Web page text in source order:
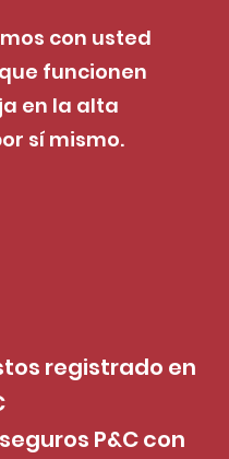
con usted
funcionen
en la alta
sí mismo.
registrado en
P&C con